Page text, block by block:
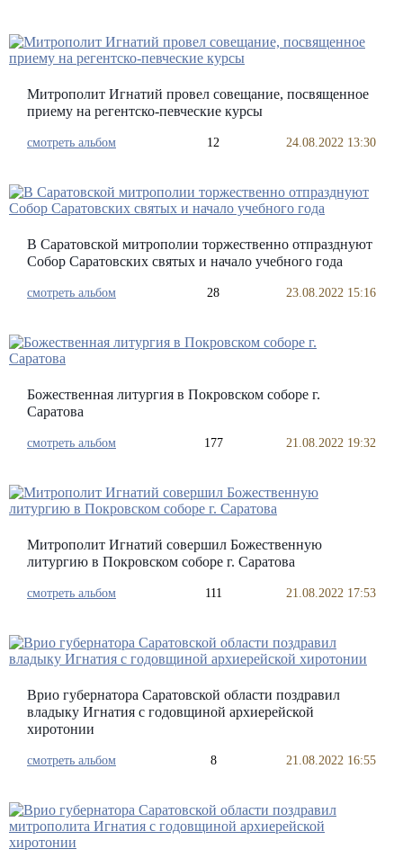
Митрополит Игнатий провел совещание, посвященное
приему на регентско-певческие курсы
смотреть альбом 12 24.08.2022 13:30
В Саратовской митрополии торжественно отпразднуют
Собор Саратовских святых и начало учебного года
смотреть альбом 28 23.08.2022 15:16
Божественная литургия в Покровском соборе г.
Саратова
смотреть альбом 177 21.08.2022 19:32
Митрополит Игнатий совершил Божественную
литургию в Покровском соборе г. Саратова
смотреть альбом 111 21.08.2022 17:53
Врио губернатора Саратовской области поздравил
владыку Игнатия с годовщиной архиерейской
хиротонии
смотреть альбом 8 21.08.2022 16:55